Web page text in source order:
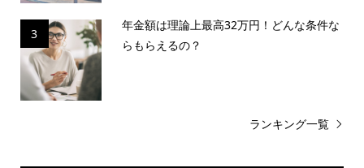
3
年金額は理論上最高32万円！どんな条件な
らもらえるの？
ランキング一覧